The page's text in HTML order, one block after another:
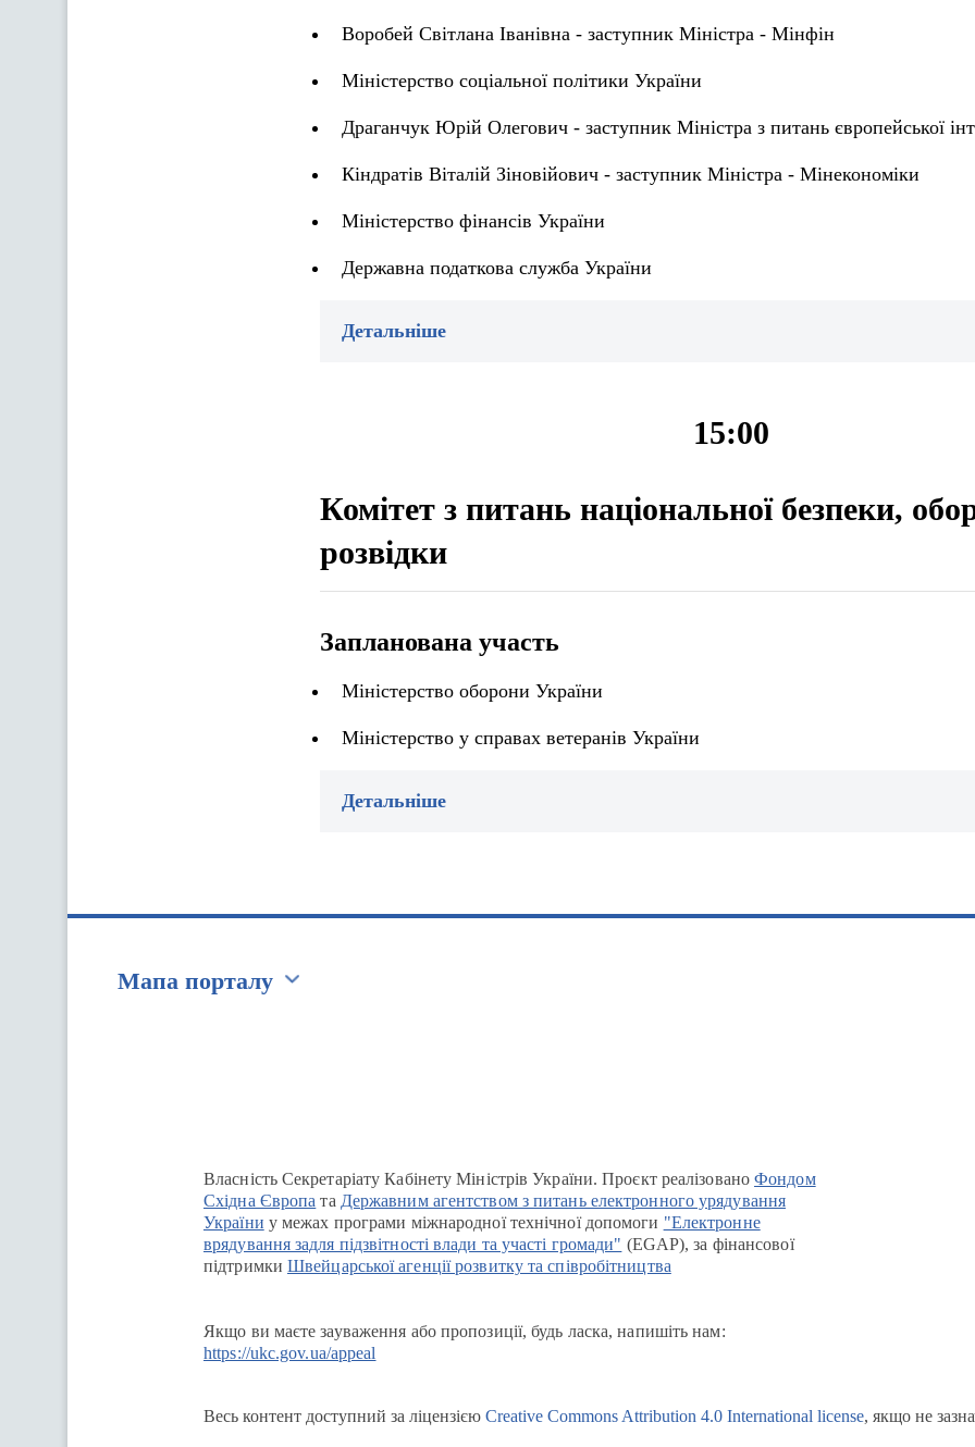
Воробей Світлана Іванівна - заступник Міністра - Мінфін
Міністерство соціальної політики України
Драганчук Юрій Олегович - заступник Міністра з питань європейської
Кіндратів Віталій Зіновійович - заступник Міністра - Мінекономіки
Міністерство фінансів України
Державна податкова служба України
Детальніше
15:00
Комітет з питань національної безпеки,
розвідки
Запланована участь
Міністерство оборони України
Міністерство у справах ветеранів України
Детальніше
Мапа порталу
Власність Секретаріату Кабінету Міністрів України. Проєкт реалізованоФондом
Східна Європа та Державним агентством з питань електронного урядування
України у межах програми міжнародної технічної допомоги "Електронне
врядування задля підзвітності влади та участі громади" (EGAP), за фінансової
підтримки Швейцарської агенції розвитку та співробітництва
Якщо ви маєте зауваження або пропозиції, будь ласка, напишіть нам:
https://ukc.gov.ua/appeal
Весь контент доступний за ліцензією Creative Commons Attribution 4.0 International license, якщо не